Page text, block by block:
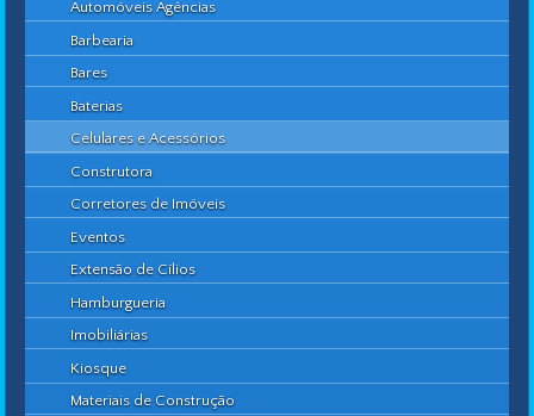
Automóveis Agências
Barbearia
Bares
Baterias
Celulares e Acessórios
Construtora
Corretores de Imóveis
Eventos
Extensão de Cílios
Hamburgueria
Imobiliárias
Kiosque
Materiais de Construção